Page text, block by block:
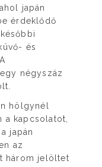
japán
érdeklődő
és
négyszáz
hölgynél
a kapcsolatot,
japán
az
három jelöltet